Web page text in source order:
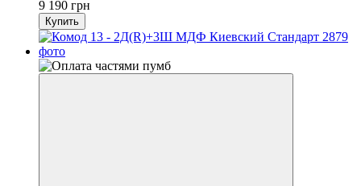
9 190 грн
Купить